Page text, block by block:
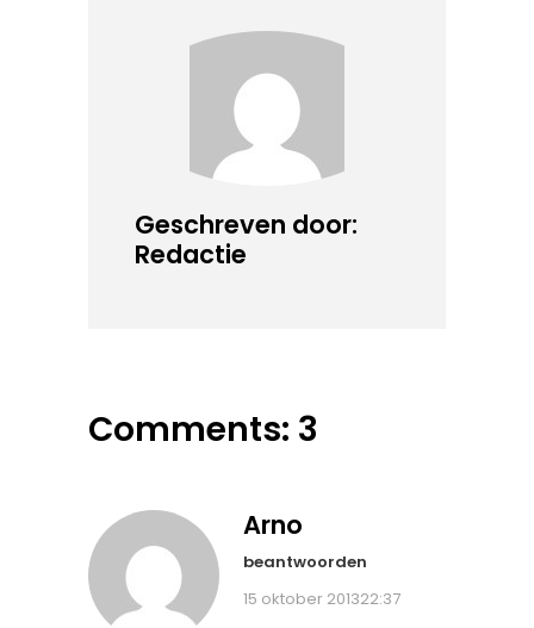
Geschreven door:
Redactie
Comments: 3
Arno
beantwoorden
15 oktober 201322:37